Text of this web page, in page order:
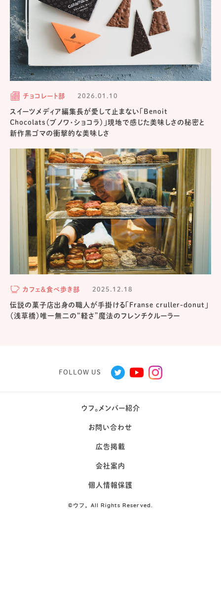
チョコレート部 2026.01.10
スイーツメディア編集長が愛して止まない「Benoit
Chocolats（ブノワ・ショコラ）」現地で感じた美味しさの秘密と
新作黒ゴマの衝撃的な美味しさ
カフェ＆食べ歩き部 2025.12.18
伝説の菓子店出身の職人が手掛ける「Franse cruller-donut」
（浅草橋）唯一無二の“軽さ”魔法のフレンチクルーラー
FOLLOW US
ウフ。メンバー紹介
お問い合わせ
広告掲載
会社案内
個人情報保護
©ウフ。All Rights Reserved.